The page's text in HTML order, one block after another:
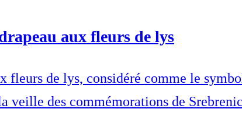
aux fleurs de lys
de lys, considéré comme le
des commémorations de